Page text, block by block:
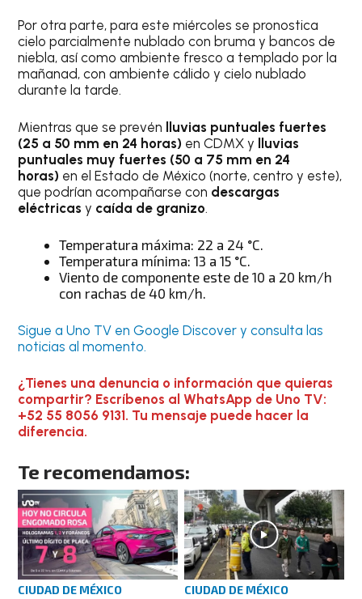
Por otra parte, para este miércoles se pronostica
cielo parcialmente nublado con bruma y bancos de
niebla, así como ambiente fresco a templado por la
mañanad, con ambiente cálido y cielo nublado
durante la tarde.
Mientras que se prevén lluvias puntuales fuertes
(25 a 50 mm en 24 horas) en CDMX y lluvias
puntuales muy fuertes (50 a 75 mm en 24
horas) en el Estado de México (norte, centro y este),
que podrían acompañarse con descargas
eléctricas y caída de granizo.
Temperatura máxima: 22 a 24 °C.
Temperatura mínima: 13 a 15 °C.
Viento de componente este de 10 a 20 km/h
con rachas de 40 km/h.
Sigue a Uno TV en Google Discover y consulta las
noticias al momento.
¿Tienes una denuncia o información que quieras
compartir? Escríbenos al WhatsApp de Uno TV:
+52 55 8056 9131. Tu mensaje puede hacer la
diferencia.
Te recomendamos:
CIUDAD DE MÉXICO
CIUDAD DE MÉXICO